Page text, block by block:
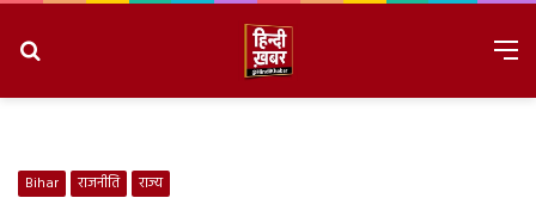
Bihar राजनीति राज्य